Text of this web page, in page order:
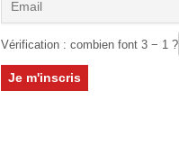
Vérification : combien font 3 − 1 ?